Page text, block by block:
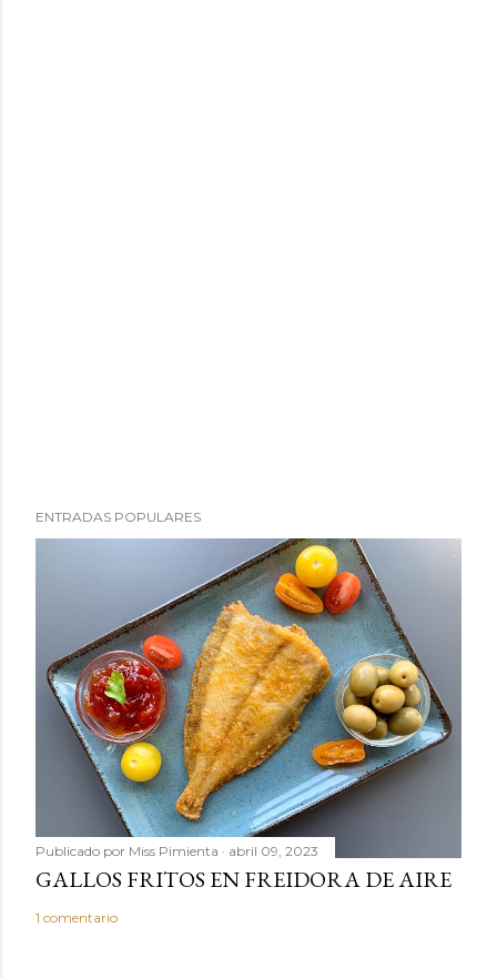
ENTRADAS POPULARES
Publicado por Miss Pimienta abril 09, 2023
GALLOS FRITOS EN FREIDORA DE AIRE
1 comentario